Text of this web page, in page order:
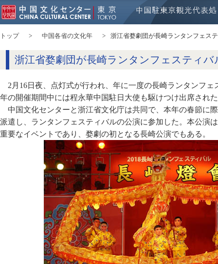
トップ 中国各省の文化年 浙江省婺劇団が長崎ランタンフェス
浙江省婺劇団が長崎ランタンフェスティ
2月16日夜、点灯式が行われ、年に一度の長崎ランタンフ
年の開催期間中には程永華中国駐日大使も駆けつけ出席され
中国文化センターと浙江省文化庁は共同で、本年の春節に
派遣し、ランタンフェスティバルの公演に参加した。本公演
重要なイベントであり、婺劇の初となる長崎公演でもある。